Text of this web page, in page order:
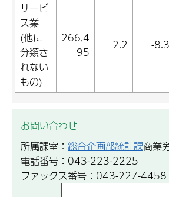
サービ
ス業
(他に
分類さ
れない
もの)
266,4
95
2.2 -8.3
お問い合わせ
所属課室： 総合企画部統計課商業
電話番号：043-223-2225
ファックス番号：043-227-4458